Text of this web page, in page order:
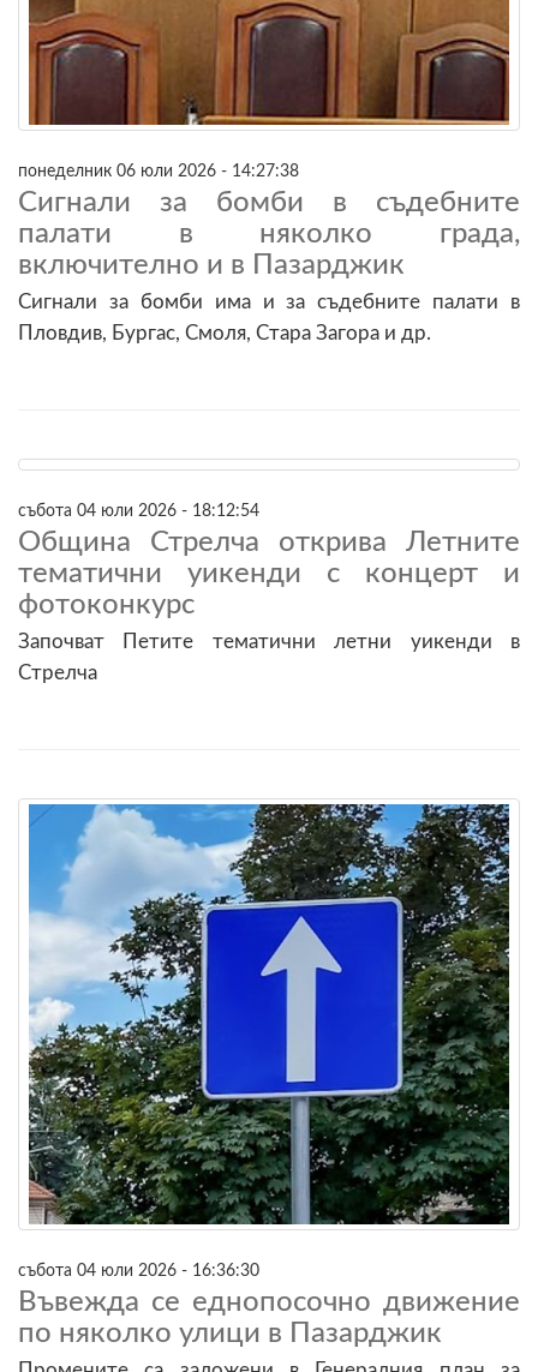
понеделник 06 юли 2026 - 14:27:38
Сигнали за бомби в съдебните
палати в няколко града,
включително и в Пазарджик
Сигнали за бомби има и за съдебните палати в
Пловдив, Бургас, Смоля, Стара Загора и др.
събота 04 юли 2026 - 18:12:54
Община Стрелча открива Летните
тематични уикенди с концерт и
фотоконкурс
Започват Петите тематични летни уикенди в
Стрелча
събота 04 юли 2026 - 16:36:30
Въвежда се еднопосочно движение
по няколко улици в Пазарджик